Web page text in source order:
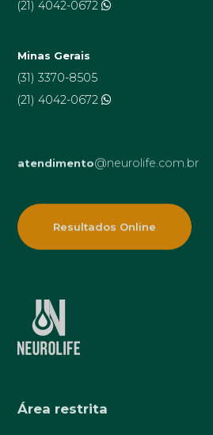
(21) 4042-0672
Minas Gerais
(31) 3370-8505
(21) 4042-0672
atendimento@neurolife.com.br